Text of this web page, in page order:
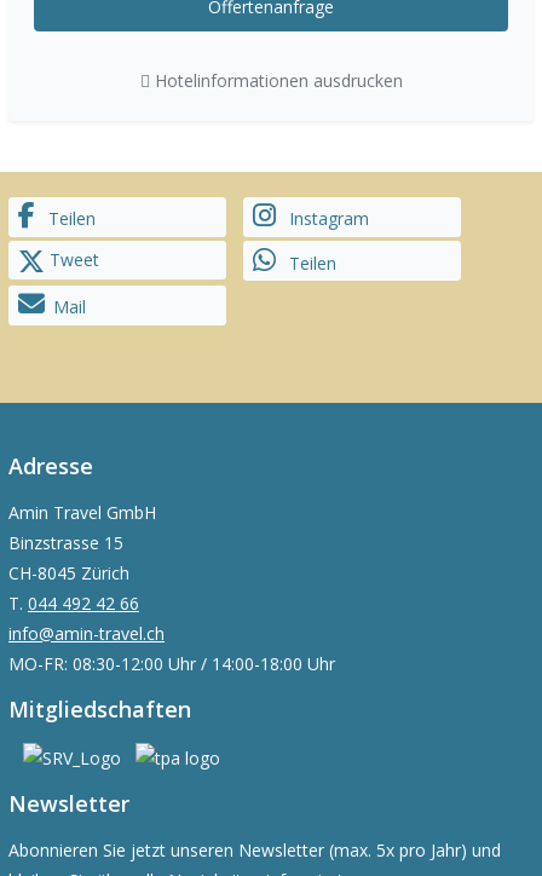
Offertenanfrage
Hotelinformationen ausdrucken
Teilen
Instagram
Tweet
Teilen
Mail
Adresse
Amin Travel GmbH
Binzstrasse 15
CH-8045 Zürich
T. 044 492 42 66
info@amin-travel.ch
MO-FR: 08:30-12:00 Uhr / 14:00-18:00 Uhr
Mitgliedschaften
Newsletter
Abonnieren Sie jetzt unseren Newsletter (max. 5x pro Jahr) und